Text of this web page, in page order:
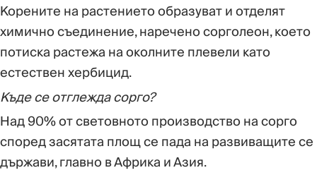
Корените на растението образуват и отделят
химично съединение, наречено сорголеон, което
потиска растежа на околните плевели като
естествен хербицид.
Къде се отглежда сорго?
Над 90% от световното производство на сорго
според засятата площ се пада на развиващите се
държави, главно в Африка и Азия.